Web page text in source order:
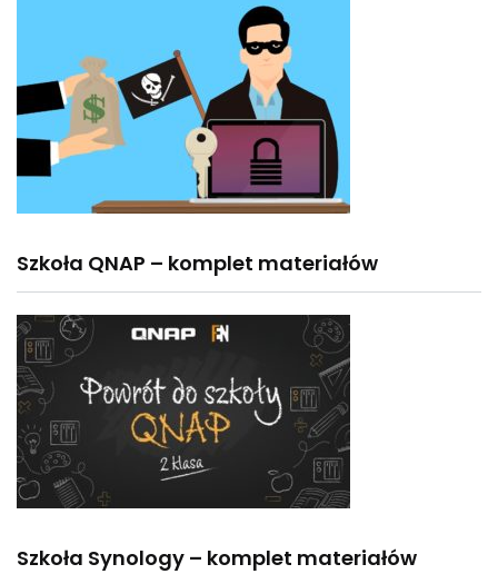
Szkoła QNAP – komplet materiałów
Szkoła Synology – komplet materiałów